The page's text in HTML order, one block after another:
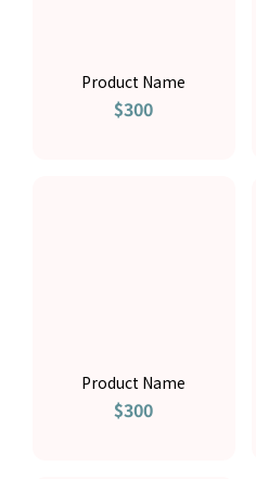
Product Name
$300
Product Name
$300